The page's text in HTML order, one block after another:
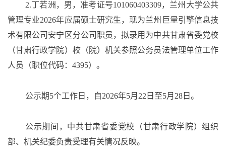
2.丁若洲 ， 男 ，准考证号101060403309， 兰州大学公共
管理专业2026年应届硕士研究生，现为兰州巨量引擎信息技
术有限公司安宁区分公司职员 ，拟录用为中共甘肃省委党校
（甘肃行政学院）校（院）机关参照公务员法管理单位工作
人员（职位代码： 4395）。
公示期5个工作日，自2026年5月 22 日至5月 28 日。
公示期间，中共甘肃省委党校（甘肃行政学院）组织
部、机关纪委负责受理有关情况反映。